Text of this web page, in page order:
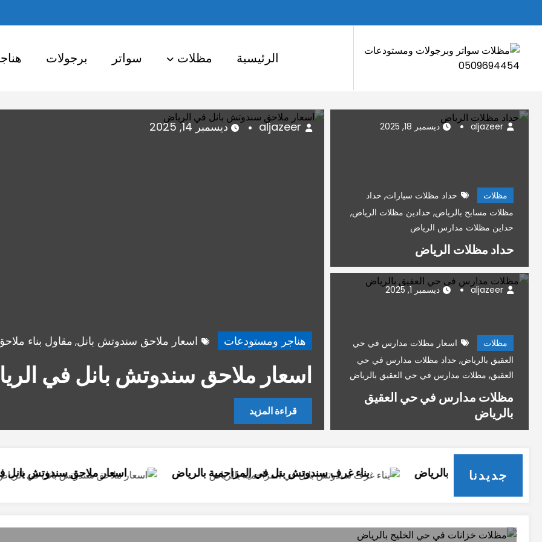
إلى
الرئيسية مظلات سواتر برجولات
مظلات حداد مظلات سيارات, حداد
مظلات مسابح بالرياض, حدادين مظلات الرياض,
حداين مظلات مدارس الرياض
حداد مظلات الرياض
ديسمبر 18, 2025
مظلات
اسعار مظلات مدارس في حي
العقيق بالرياض, حداد مظلات مدارس في حي
العقيق, مظلات مدارس في حي العقيق بالرياض
مظلات مدارس في حي العقيق
بالرياض
ديسمبر 1, 2025
هناجر ومستودعات اسعار ملاحق سندوتش
اسعار ملاحق سندوتش
aljazeer
بناء مستودعات سندويش بانل الرياض
سندويش بانل الرياض
ديسمبر 18, 2025
جديدنابالرياض بناء غرف سندوتش بنل في المزاحمية بالرياض اسعار ملاحق سندوتش بانل في الرياض